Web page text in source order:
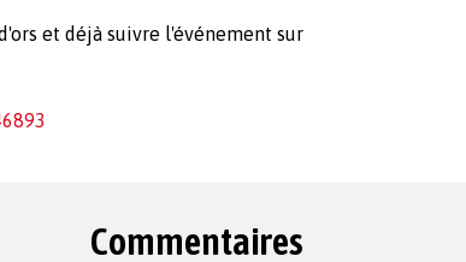
et déjà suivre l'événement sur
Commentaires